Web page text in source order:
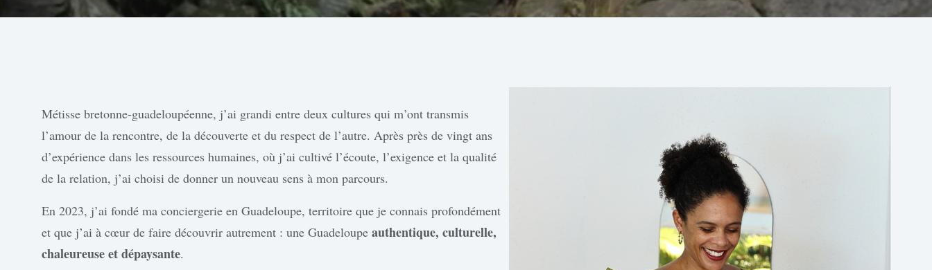
Métisse bretonne-guadeloupéenne, j’ai grandi entre deux cultures qui m’ont transmis
l’amour de la rencontre, de la découverte et du respect de l’autre. Après près de vingt ans
d’expérience dans les ressources humaines, où j’ai cultivé l’écoute, l’exigence et la qualité
de la relation, j’ai choisi de donner un nouveau sens à mon parcours.
En 2023, j’ai fondé ma conciergerie en Guadeloupe, territoire que je connais profondément
et que j’ai à cœur de faire découvrir autrement : une Guadeloupe authentique, culturelle,
chaleureuse et dépaysante.